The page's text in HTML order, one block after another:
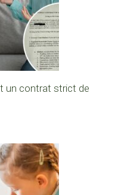
un contrat strict de